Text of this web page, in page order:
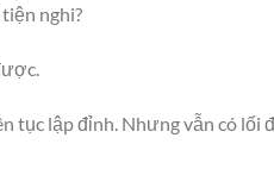
nghi?
tục lập đỉnh. Nhưng vẫn có lối